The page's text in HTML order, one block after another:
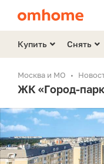
Купить Снять
Москва и МО
ЖК «Город-